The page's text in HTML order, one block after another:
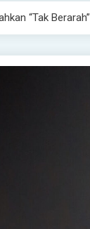
“Tak Berarah”